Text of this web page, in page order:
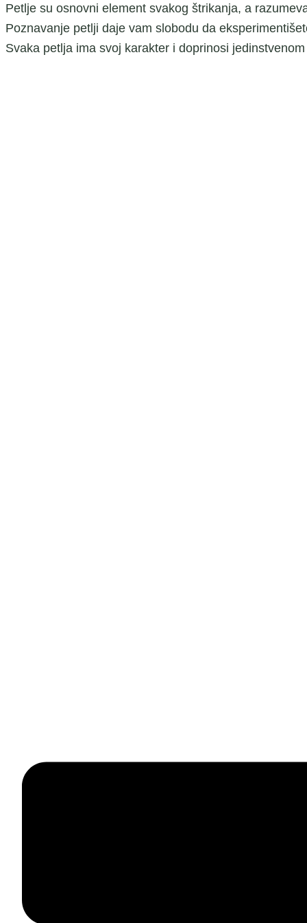
Petlje su osnovni element svakog štrikanja, a
Poznavanje petlji daje vam slobodu da
Svaka petlja ima svoj karakter i doprinosi